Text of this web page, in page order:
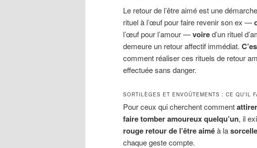
Le retour de l’être aimé est une
rituel à l’œuf pour faire revenir son ex —
l’œuf pour l’amour —voired’un rituel
demeure un retour affectif immédiat.
comment réaliser ces rituels de retour
effectuée sans danger.
SORTILÈGES ET ENVOÛTEMENTS : CE QU’IL
Pour ceux qui cherchent comment
faire tomber amoureux quelqu’un, il
rouge retour de l’être aiméà la
chaque geste compte.